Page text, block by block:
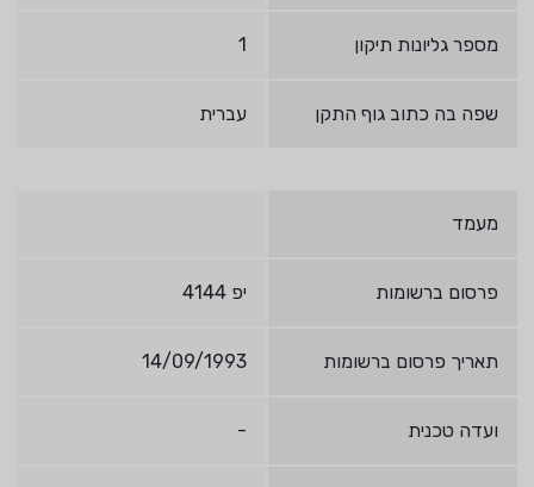
מספר גליונות תיקון 1
שפה בה כתוב גוף התקן עברית
מעמד
פרסום ברשומות יפ 4144
תאריך פרסום ברשומות 14/09/1993
ועדה טכנית -